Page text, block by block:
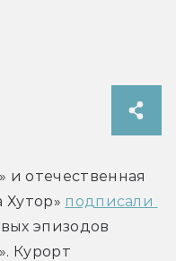
и отечественная
Хутор» подписали
эпизодов
Курорт